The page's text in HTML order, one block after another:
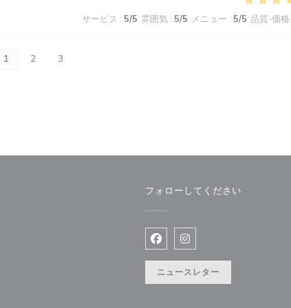
サービス : 5/5 雰囲気 : 5/5 メニュー : 5/5 品質-価格
1 2 3
フォローしてください
Facebook ((新しいウィンド
Instagram ((新しいウ
ニュースレター